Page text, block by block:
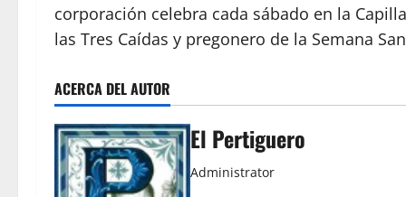
corporación celebra cada sábado en la
las Tres Caídas y pregonero de la Semana
ACERCA DEL AUTOR
El Pertiguero
Administrator